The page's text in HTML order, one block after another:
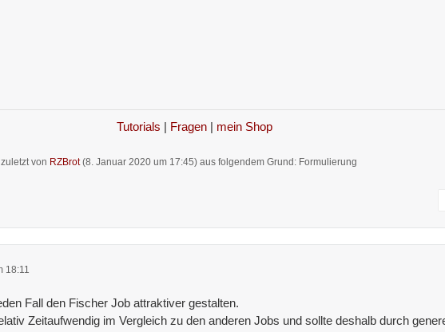
Tutorials | Fragen| mein Shop
von RZBrot(8. Januar 2020 um 17:45) aus folgendem Grund: Formulierung
18:11
Fall den Fischer Job attraktiver gestalten.
Zeitaufwendig im Vergleich zu den anderen Jobs und sollte deshalb durch